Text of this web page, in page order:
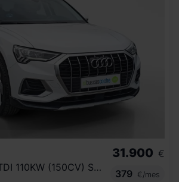
ADVANCED 35 TDI 110KW (150CV) S TRONIC
31.900 €
379
€/mes